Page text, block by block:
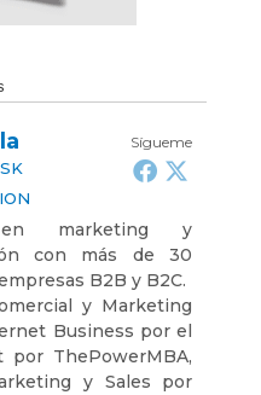
Sígueme
marketing y
con más de 30
B2B y B2C.
y Marketing
Business por el
por ThePowerMBA,
y Sales por